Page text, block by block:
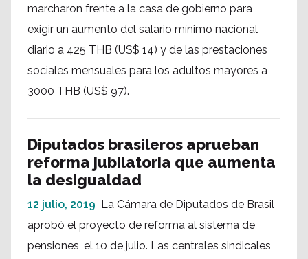
marcharon frente a la casa de gobierno para
exigir un aumento del salario mínimo nacional
diario a 425 THB (US$ 14) y de las prestaciones
sociales mensuales para los adultos mayores a
3000 THB (US$ 97).
Diputados brasileros aprueban
reforma jubilatoria que aumenta
la desigualdad
12 julio, 2019 La Cámara de Diputados de Brasil
aprobó el proyecto de reforma al sistema de
pensiones, el 10 de julio. Las centrales sindicales